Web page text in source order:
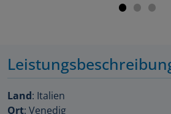
Land: Italien
Ort: Venedig